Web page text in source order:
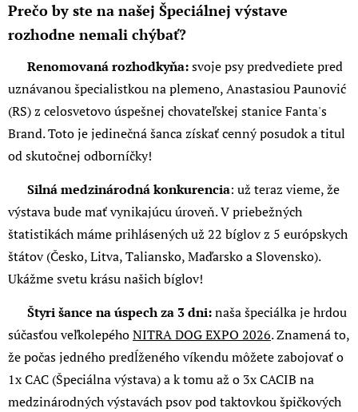
Prečo by ste na našej Špeciálnej výstave
rozhodne nemali chýbať?
Renomovaná rozhodkyňa:svoje psy predvediete pred
uznávanou špecialistkou na plemeno, Anastasiou Paunović
(RS) z celosvetovo úspešnej chovateľskej stanice Fanta's
Brand. Toto je jedinečná šanca získať cenný posudok a titul
od skutočnej odborníčky!
Silná medzinárodná konkurencia: už teraz vieme, že
výstava bude mať vynikajúcu úroveň. V priebežných
štatistikách máme prihlásených už 22 bíglov z 5 európskych
štátov (Česko, Litva, Taliansko, Maďarsko a Slovensko).
Ukážme svetu krásu našich bíglov!
Štyri šance na úspech za 3 dni:naša špeciálka je hrdou
súčasťou veľkolepéhoNITRA DOG EXPO 2026. Znamená to,
že počas jedného predĺženého víkendu môžete zabojovať o
1x CAC (Špeciálna výstava) a k tomu až o 3x CACIB na
medzinárodných výstavách psov pod taktovkou špičkových